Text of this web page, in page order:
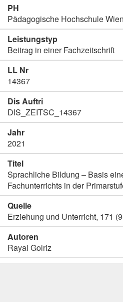
PH
Pädagogische Hochschule Wien
Leistungstyp
Beitrag in einer Fachzeitschrift
LL Nr
14367
Dis Auftri
DIS_ZEITSC_14367
Jahr
2021
Titel
Sprachliche Bildung – Basis
Fachunterrichts in der
Quelle
Erziehung und Unterricht, 171
Autoren
Rayal Golriz